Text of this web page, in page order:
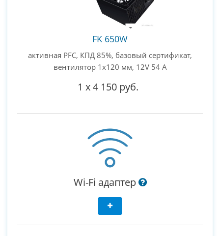
FK 650W
активная PFC, КПД 85%, базовый сертификат,
вентилятор 1x120 мм, 12V 54 А
1 x4 150 руб.
Wi-Fi адаптер